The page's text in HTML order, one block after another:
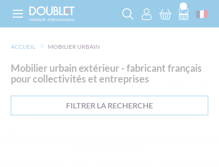
ACCUEIL MOBILIER URBAIN
Mobilier urbain extérieur - fabricant français
pour collectivités et entreprises
FILTRER LA RECHERCHE